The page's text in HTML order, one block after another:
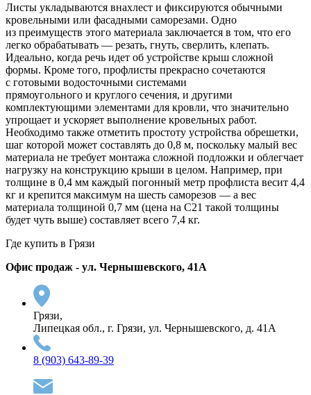
Листы укладываются внахлест и фиксируются обычными
кровельными или фасадными саморезами. Одно
из преимуществ этого материала заключается в том, что его
легко обрабатывать — резать, гнуть, сверлить, клепать.
Идеально, когда речь идет об устройстве крыш сложной
формы. Кроме того, профлисты прекрасно сочетаются
с готовыми водосточными системами
прямоугольного и круглого сечения, и другими
комплектующими элементами для кровли, что значительно
упрощает и ускоряет выполнение кровельных работ.
Необходимо также отметить простоту устройства обрешетки,
шаг которой может составлять до 0,8 м, поскольку малый вес
материала не требует монтажа сложной подложки и облегчает
нагрузку на конструкцию крыши в целом. Например, при
толщине в 0,4 мм каждый погонный метр профлиста весит 4,4
кг и крепится максимум на шесть саморезов — а вес
материала толщиной 0,7 мм (цена на С21 такой толщины
будет чуть выше) составляет всего 7,4 кг.
Где купить в Грязи
Офис продаж - ул. Чернышевского, 41А
Грязи,
Липецкая обл., г. Грязи, ул. Чернышевского, д. 41А
8 (903) 643-89-39